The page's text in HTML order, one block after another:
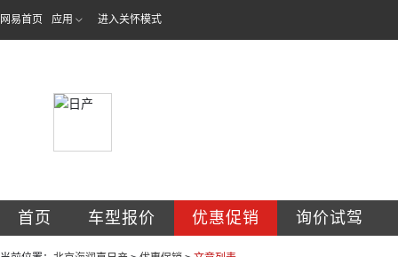
网易首页 应用 进入关怀模式
首页 车型报价 优惠促销 询价试驾